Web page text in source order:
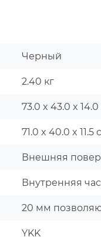
Черный
2.40 кг
73.0 x 43.0 x
71.0 x 40.0 x 11.5
Внешняя
Внутренняя
20 мм
YKK